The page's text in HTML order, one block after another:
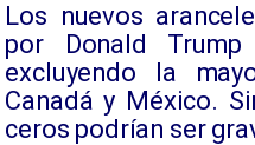
Los nuevos
por Donald
excluyendo la
Canadá y México.
ceros podrían ser